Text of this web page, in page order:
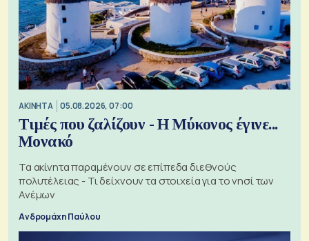
ΑΚΙΝΗΤΑ 05.08.2026, 07:00
Τιμές που ζαλίζουν - Η Μύκονος έγινε...
Μονακό
Τα ακίνητα παραμένουν σε επίπεδα διεθνούς
πολυτέλειας - Τι δείχνουν τα στοιχεία για το νησί των
Ανέμων
Ανδρομάχη Παύλου